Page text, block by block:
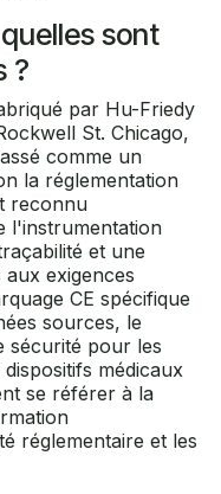
sont
?
par Hu-Friedy
St. Chicago,
comme un
la réglementation
reconnu
l'instrumentation
et une
exigences
CE spécifique
sources, le
sécurité pour les
médicaux
se référer à la
réglementaire et les